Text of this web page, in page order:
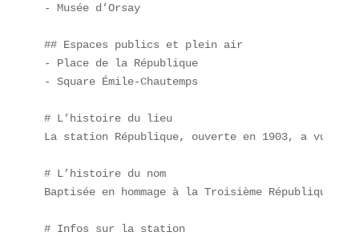
- Musée d’Orsay
## Espaces publics et plein air
- Place de la République
- Square Émile-Chautemps
# L’histoire du lieu
La station République, ouverte en 1903, a vu
# L’histoire du nom
Baptisée en hommage à la Troisième
# Infos sur la station